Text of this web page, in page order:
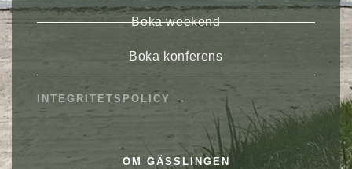
Boka weekend
Boka konferens
INTEGRITETSPOLICY →
OM GÄSSLINGEN